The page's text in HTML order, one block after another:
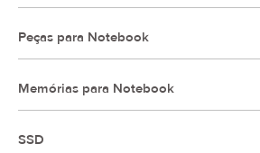
Peças para Notebook
Memórias para Notebook
SSD